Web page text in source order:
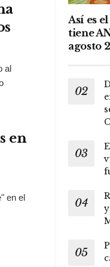
al
en
en el
Así es
tiene
agosto